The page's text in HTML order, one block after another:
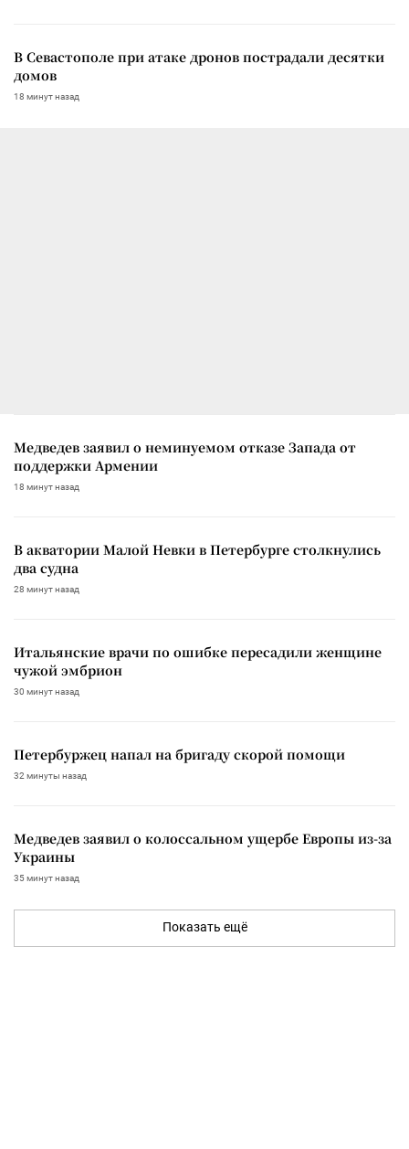
В Севастополе при атаке дронов пострадали десятки
домов
18 минут назад
Медведев заявил о неминуемом отказе Запада от
поддержки Армении
18 минут назад
В акватории Малой Невки в Петербурге столкнулись
два судна
28 минут назад
Итальянские врачи по ошибке пересадили женщине
чужой эмбрион
30 минут назад
Петербуржец напал на бригаду скорой помощи
32 минуты назад
Медведев заявил о колоссальном ущербе Европы из-за
Украины
35 минут назад
Показать ещё